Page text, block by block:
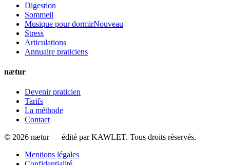
Digestion
Sommeil
Musique pour dormirNouveau
Stress
Articulations
Annuaire praticiens
nætur
Devenir praticien
Tarifs
La méthode
Contact
© 2026 nætur — édité par KAWLET. Tous droits réservés.
Mentions légales